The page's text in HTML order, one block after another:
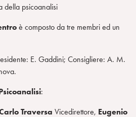
della psicoanalisi
è composto da tre membri ed un
E. Gaddini; Consigliere: A. M.
:
Traversa Vicedirettore, Eugenio